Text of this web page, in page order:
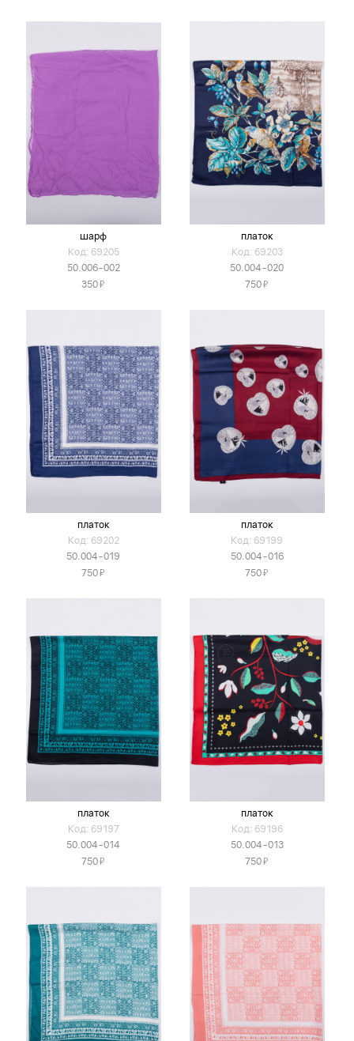
шарф
Код: 69205
50.006-002
350Я
платок
Код: 69203
50.004-020
750Я
платок
Код: 69202
50.004-019
750Я
платок
Код: 69199
50.004-016
750Я
платок
Код: 69197
50.004-014
750Я
платок
Код: 69196
50.004-013
750Я